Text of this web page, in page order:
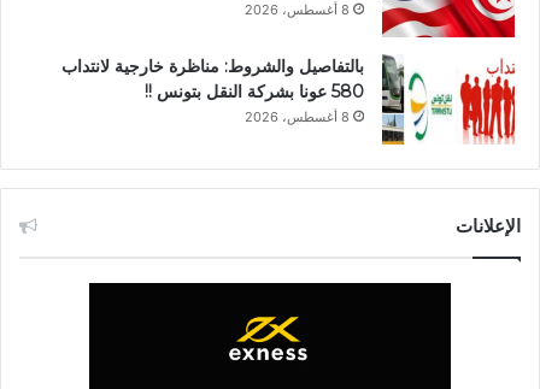
8 أغسطس، 2026
بالتفاصيل والشروط: مناظرة خارجية لانتداب
580 عونا بشركة النقل بتونس !!
8 أغسطس، 2026
الإعلانات